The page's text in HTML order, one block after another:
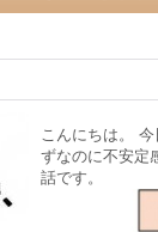
こんにちは。
ずなのに不安定
話です。